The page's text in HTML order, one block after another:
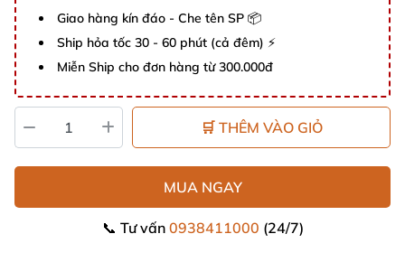
Giao hàng kín đáo - Che tên SP 📦
Ship hỏa tốc 30 - 60 phút (cả đêm) ⚡
Miễn Ship cho đơn hàng từ 300.000đ
🛒 THÊM VÀO GIỎ
MUA NGAY
📞 Tư vấn 0938411000 (24/7)